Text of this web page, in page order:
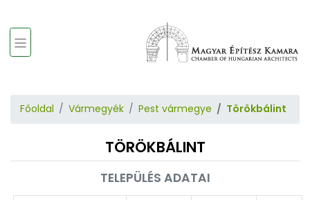
Főoldal Vármegyék Pest vármegye Törökbálint
TÖRÖKBÁLINT
TELEPÜLÉS ADATAI